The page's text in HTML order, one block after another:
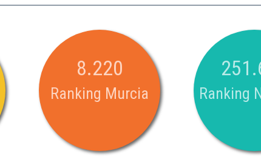
8.220
Ranking Murcia Ranking